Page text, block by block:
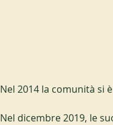
Nel 2014 la comunità si
Nel dicembre 2019, le